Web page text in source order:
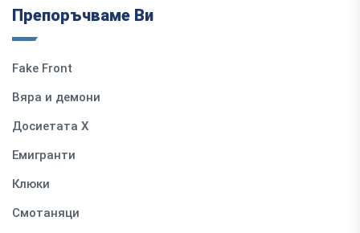
Препоръчваме Ви
Fake Front
Вяра и демони
Досиетата Х
Емигранти
Клюки
Смотаняци